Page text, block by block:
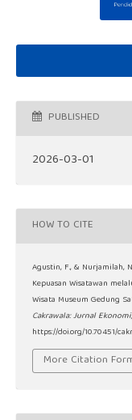
PUBLISHED
2026-03-01
HOW TO CITE
Agustin, F., & Nurjamilah,
Kepuasan Wisatawan
Wisata Museum Gedung
Cakrawala: Jurnal
https://doi.org/10.70451/
More Citation